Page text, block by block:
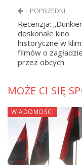
POPRZEDNI
Recenzja:
doskonałe kino
historyczne w
filmów o
przez obcych
MOŻE CI SIĘ
WIADOMOŚCI